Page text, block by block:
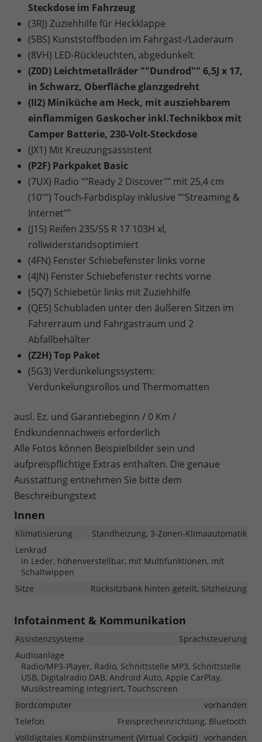
Steckdose im Fahrzeug
(3RJ) Zuziehhilfe für Heckklappe
(5BS) Kunststoffboden im Fahrgast-/Laderaum
(8VH) LED-Rückleuchten, abgedunkelt
(Z0D) Leichtmetallräder ""Dundrod"" 6,5J x 17,
in Schwarz, Oberfläche glanzgedreht
(II2) Miniküche am Heck, mit ausziehbarem
einflammigen Gaskocher inkl.Technikbox mit
Camper Batterie, 230-Volt-Steckdose
(JX1) Mit Kreuzungsassistent
(P2F) Parkpaket Basic
(7UX) Radio ""Ready 2 Discover"" mit 25,4 cm
(10"") Touch-Farbdisplay inklusive ""Streaming &
Internet""
(J15) Reifen 235/55 R 17 103H xl,
rollwiderstandsoptimiert
(4FN) Fenster Schiebefenster links vorne
(4JN) Fenster Schiebefenster rechts vorne
(5Q7) Schiebetür links mit Zuziehhilfe
(QE5) Schubladen unter den äußeren Sitzen im
Fahrerraum und Fahrgastraum und 2
Abfallbehälter
(Z2H) Top Paket
(5G3) Verdunkelungssystem:
Verdunkelungsrollos und Thermomatten
ausl. Ez. und Garantiebeginn / 0 Km /
Endkundennachweis erforderlich
Alle Fotos können Beispielbilder sein und
aufpreispflichtige Extras enthalten. Die genaue
Ausstattung entnehmen Sie bitte dem
Beschreibungstext
Innen
Klimatisierung
Standheizung, 3-Zonen-Klimaautomatik
Lenkrad
in Leder, höhenverstellbar, mit Multifunktionen, mit
Schaltwippen
Sitze
Rücksitzbank hinten geteilt, Sitzheizung
Infotainment & Kommunikation
Assistenzsysteme
Sprachsteuerung
Audioanlage
Radio/MP3-Player, Radio, Schnittstelle MP3, Schnittstelle
USB, Digitalradio DAB, Android Auto, Apple CarPlay,
Musikstreaming integriert, Touchscreen
Bordcomputer
vorhanden
Telefon
Freisprecheinrichtung, Bluetooth
Volldigitales Kombiinstrument (Virtual Cockpit) vorhanden